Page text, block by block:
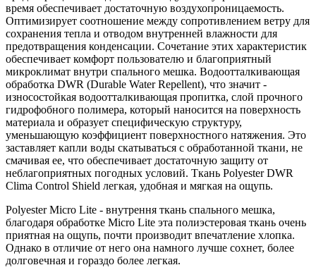
время обеспечивает достаточную воздухопроницаемость.
Оптимизирует соотношение между сопротивлением ветру для
сохранения тепла и отводом внутренней влажности для
предотвращения конденсации. Сочетание этих характеристик
обеспечивает комфорт пользователю и благоприятный
микроклимат внутри спального мешка. Водоотталкивающая
обработка DWR (Durable Water Repellent), что значит -
износостойкая водоотталкивающая пропитка, слой прочного
гидрофобного полимера, который наносится на поверхность
материала и образует специфическую структуру,
уменьшающую коэффициент поверхностного натяжения. Это
заставляет капли воды скатываться с обработанной ткани, не
смачивая ее, что обеспечивает достаточную защиту от
неблагоприятных погодных условий. Ткань Polyester DWR
Clima Control Shield легкая, удобная и мягкая на ощупь.
Polyester Micro Lite - внутрення ткань спального мешка,
благодаря обработке Micro Lite эта полиэстеровая ткань очень
приятная на ощупь, почти производит впечатление хлопка.
Однако в отличие от него она намного лучше сохнет, более
долговечная и гораздо более легкая.